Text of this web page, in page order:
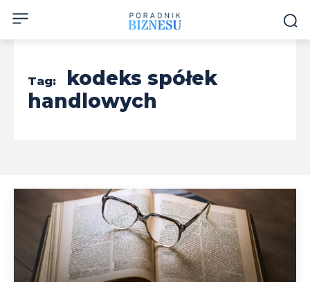
Tag:
kodeks spółek
handlowych